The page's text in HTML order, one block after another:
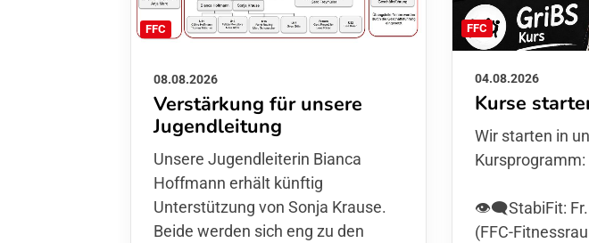
FFC
08.08.2026
Verstärkung für unsere
Jugendleitung
Unsere Jugendleiterin Bianca
Hoffmann erhält künftig
Unterstützung von Sonja Krause.
Beide werden sich eng zu den
FFC
04.08.2026
Kurse
Wir starten in
Kursprogramm:
👁️‍🗨️StabiFit: Fr.
(FFC-